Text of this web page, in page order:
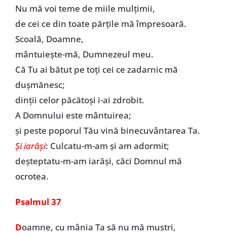
Nu mă voi teme de miile mulțimii,
de cei ce din toate părțile mă împresoară.
Scoală, Doamne,
mântuiește-mă, Dumnezeul meu.
Că Tu ai bătut pe toți cei ce zadarnic mă
dușmănesc;
dinții celor păcătoși i-ai zdrobit.
A Domnului este mântuirea;
și peste poporul Tău vină binecuvântarea Ta.
Și iarăși: Culcatu-m-am și am adormit;
deșteptatu-m-am iarăși, căci Domnul mă
ocrotea.
Psalmul 37
Doamne, cu mânia Ta să nu mă mustri,